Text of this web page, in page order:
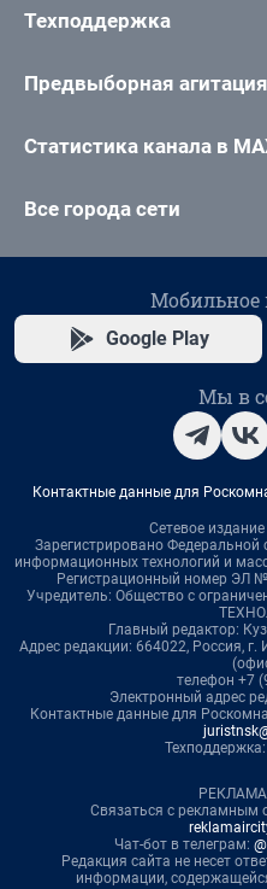
Техподдержка
Предвыборная агитация
Статистика канала в
Все города сети
Мобильное
Google Play
Мы в
Контактные данные для
Сетевое
Зарегистрировано Федеральной
информационных технологий и
Регистрационный номер ЭЛ
Учредитель: Общество с
Главный редактор:
Адрес редакции: 664022, Россия, г.
телефон +7
Электронный адрес
Контактные данные для
Техподдержка:
Связаться с рекламным
Чат-бот в телеграм:
Редакция сайта не несет
информации,